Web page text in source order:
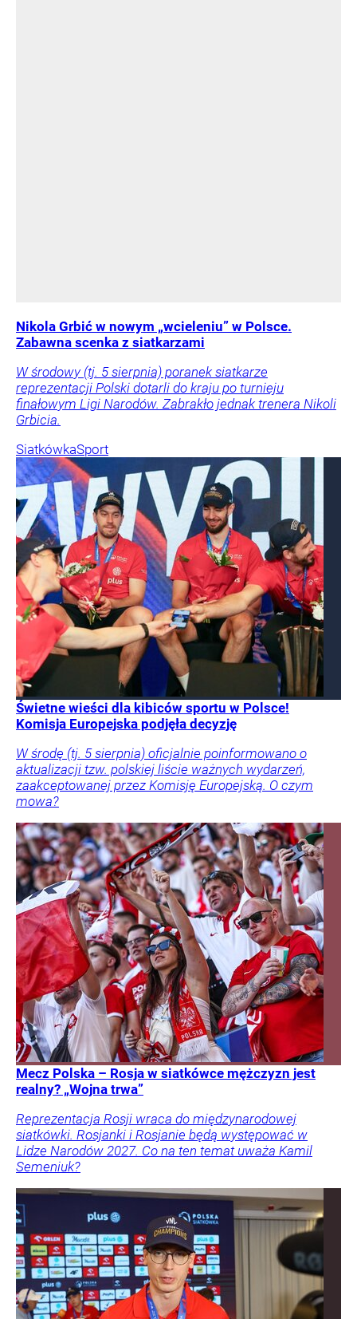
Nikola Grbić w nowym „wcieleniu” w Polsce.
Zabawna scenka z siatkarzami
W środowy (tj. 5 sierpnia) poranek siatkarze
reprezentacji Polski dotarli do kraju po turnieju
finałowym Ligi Narodów. Zabrakło jednak trenera Nikoli
Grbicia.
SiatkówkaSport
Świetne wieści dla kibiców sportu w Polsce!
Komisja Europejska podjęła decyzję
W środę (tj. 5 sierpnia) oficjalnie poinformowano o
aktualizacji tzw. polskiej liście ważnych wydarzeń,
zaakceptowanej przez Komisję Europejską. O czym
mowa?
Mecz Polska – Rosja w siatkówce mężczyzn jest
realny? „Wojna trwa”
Reprezentacja Rosji wraca do międzynarodowej
siatkówki. Rosjanki i Rosjanie będą występować w
Lidze Narodów 2027. Co na ten temat uważa Kamil
Semeniuk?